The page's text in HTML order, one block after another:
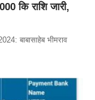
कि राशि जारी,
बाबासाहेब भीमराव